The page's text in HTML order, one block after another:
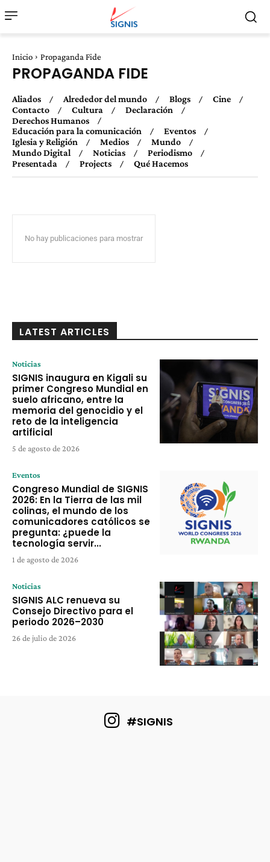
Inicio Propaganda Fide
PROPAGANDA FIDE
Aliados Alrededor del mundo Blogs
Cine
Contacto
Cultura
Declaración
Derechos Humanos
Educación para la comunicación
Eventos
Iglesia y Religión
Medios
Mundo
Mundo Digital
Noticias
Periodismo
Presentada
Projects Qué Hacemos
No hay publicaciones para mostrar
LATEST ARTICLES
Noticias
SIGNIS inaugura en Kigali su
primer Congreso Mundial en
suelo africano, entre la
memoria del genocidio y el
reto de la inteligencia
artificial
5 de agosto de 2026
Eventos
Congreso Mundial de SIGNIS
2026: En la Tierra de las mil
colinas, el mundo de los
comunicadores católicos se
pregunta: ¿puede la
tecnología servir...
1 de agosto de 2026
Noticias
SIGNIS ALC renueva su
Consejo Directivo para el
periodo 2026–2030
26 de julio de 2026
#SIGNIS